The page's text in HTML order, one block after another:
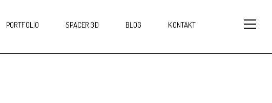
PORTFOLIO SPACER 3D BLOG KONTAKT